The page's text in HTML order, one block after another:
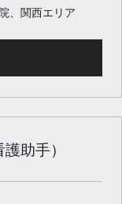
、関西エリア
助手）